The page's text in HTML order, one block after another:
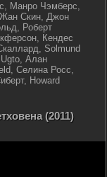
Манро Чэмберс,
Скин, Джон
Роберт
Кендес
Solmund
Алан
Селина Росс,
Howard
(2011)